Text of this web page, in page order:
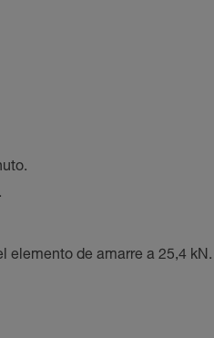
elemento de amarre a 25,4 kN.